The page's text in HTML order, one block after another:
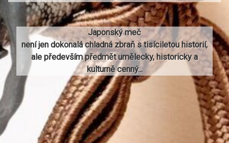
Japonský meč
není jen dokonalá chladná zbraň s tisíciletou historií,
ale především předmět umělecky, historicky a
kulturně cenný...